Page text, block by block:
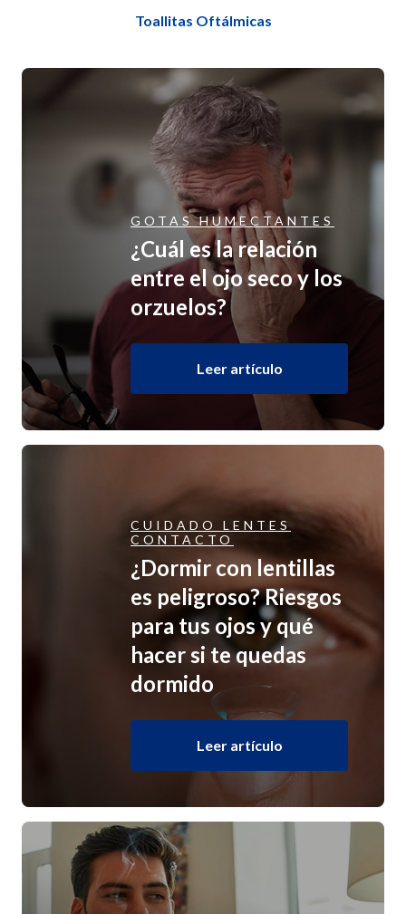
Toallitas Oftálmicas
GOTAS HUMECTANTES
¿Cuál es la relación
entre el ojo seco y los
orzuelos?
Leer artículo
CUIDADO LENTES
CONTACTO
¿Dormir con lentillas
es peligroso? Riesgos
para tus ojos y qué
hacer si te quedas
dormido
Leer artículo